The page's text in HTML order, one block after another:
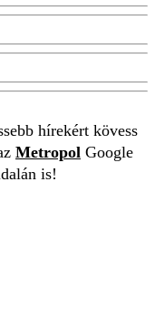
hírekért kövess
Metropol Google
is!